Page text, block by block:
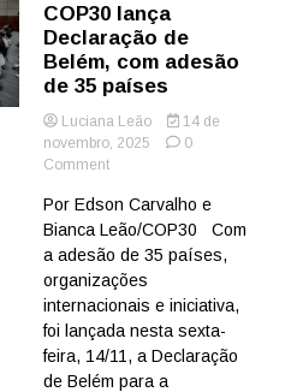
COP30 lança
Declaração de
Belém, com adesão
de 35 países
Luciana Leão
14 de
novembro, 2025
0
Commenton
lança
Declaração
de
Belém,
com
adesão
de
35
países
Por Edson Carvalho e
Bianca Leão/COP30 Com
a adesão de 35 países,
organizações
internacionais e iniciativa,
foi lançada nesta sexta-
feira, 14/11, a Declaração
de Belém para a